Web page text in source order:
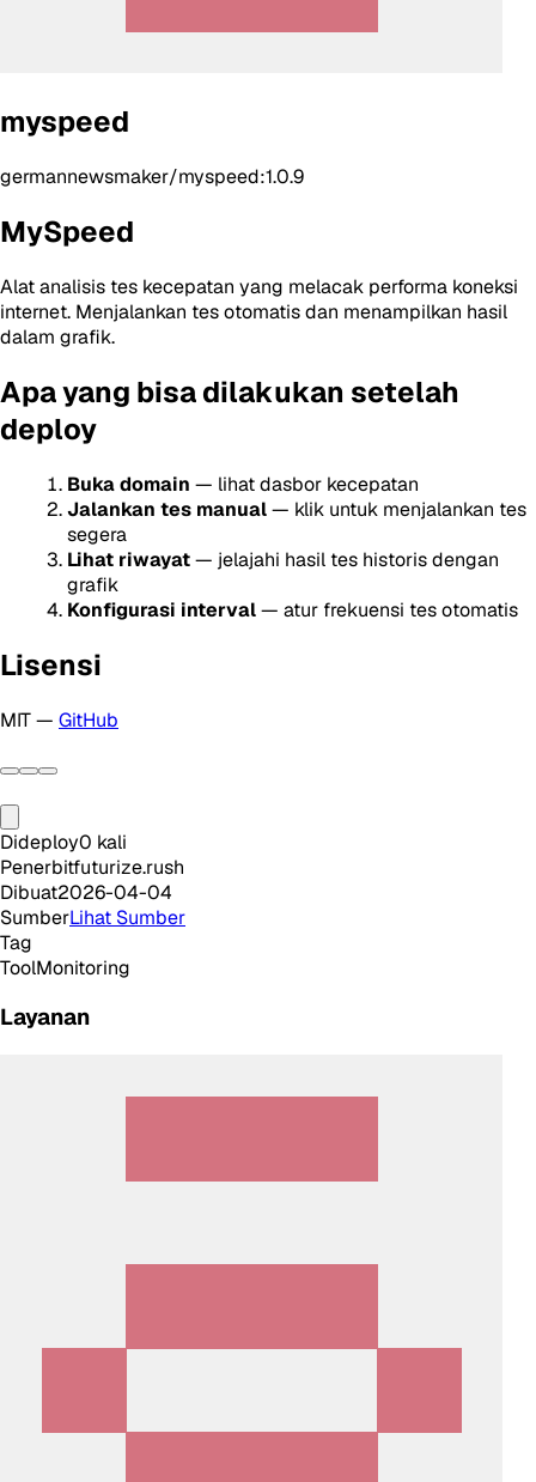
myspeed
germannewsmaker/myspeed:1.0.9
MySpeed
Alat analisis tes kecepatan yang melacak performa koneksi
internet. Menjalankan tes otomatis dan menampilkan hasil
dalam grafik.
Apa yang bisa dilakukan setelah
deploy
Buka domain — lihat dasbor kecepatan
Jalankan tes manual— klik untuk menjalankan tes
segera
Lihat riwayat— jelajahi hasil tes historis dengan
grafik
Konfigurasi interval— atur frekuensi tes otomatis
Lisensi
MIT — GitHub
Dideploy0 kali
Penerbitfuturize.rush
Dibuat2026-04-04
SumberLihat Sumber
Tag
ToolMonitoring
Layanan